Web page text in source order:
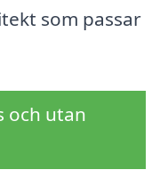
som passar
och utan